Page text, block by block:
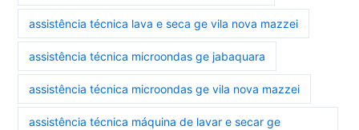
assistência técnica lava e seca ge vila nova mazzei
assistência técnica microondas ge jabaquara
assistência técnica microondas ge vila nova mazzei
assistência técnica máquina de lavar e secar ge